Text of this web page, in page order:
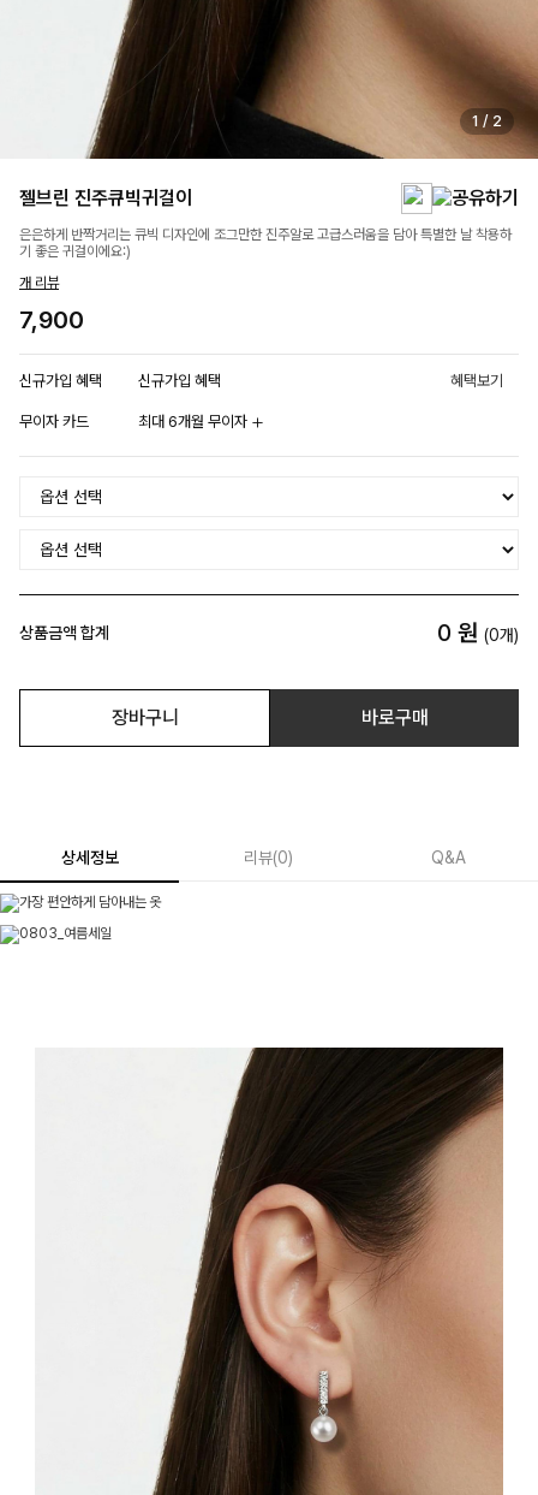
1 / 2
젤브린 진주큐빅귀걸이
은은하게 반짝거리는 큐빅 디자인에 조그만한 진주알로 고급스러움을 담아 특별한 날 착용하
기 좋은 귀걸이에요:)
개 리뷰
7,900
신규가입 혜택 신규가입 혜택 혜택보기
무이자 카드 최대 6개월 무이자
상품금액 합계 0 원 (0개)
장바구니 바로구매
상세정보 리뷰(0) Q&A